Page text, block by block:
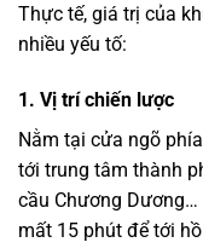
Thực tế, giá trị của
nhiều yếu tố:
1. Vị trí chiến lược
Nằm tại cửa ngõ
tới trung tâm thành
cầu Chương Dương…
mất 15 phút để tới